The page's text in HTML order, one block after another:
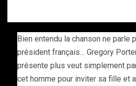
Bien entendu la chanson ne parle
président français… Gregory
présente plus veut simplement
cet homme pour inviter sa fille et